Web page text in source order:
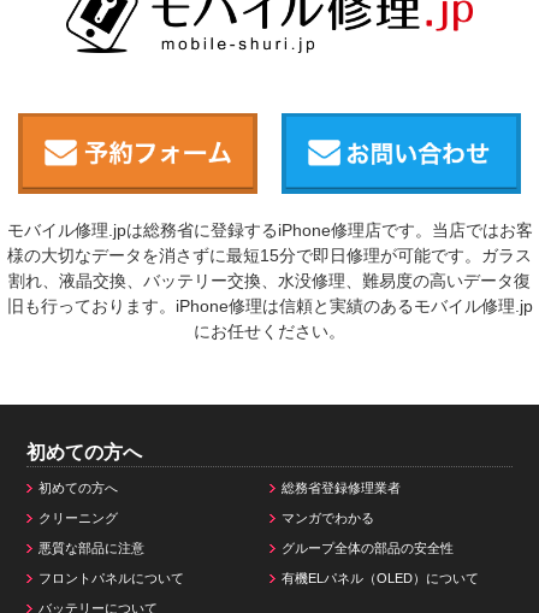
モバイル修理.jpは総務省に登録するiPhone修理店です。当店ではお客
様の大切なデータを消さずに最短15分で即日修理が可能です。ガラス
割れ、液晶交換、バッテリー交換、水没修理、難易度の高いデータ復
旧も行っております。iPhone修理は信頼と実績のあるモバイル修理.jp
にお任せください。
初めての方へ
初めての方へ 総務省登録修理業者
クリーニング マンガでわかる
悪質な部品に注意 グループ全体の部品の安全性
フロントパネルについて 有機ELパネル（OLED）について
バッテリーについて